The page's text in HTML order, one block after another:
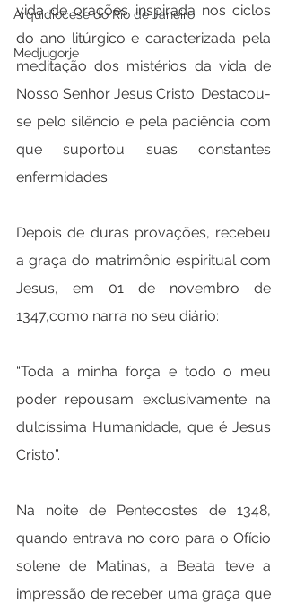
Arquidiocese do Rio de Janeiro
Medjugorje
vida de orações inspirada nos ciclos
do ano litúrgico e caracterizada pela
meditação dos mistérios da vida de
Nosso Senhor Jesus Cristo. Destacou-
se pelo silêncio e pela paciência com
que suportou suas constantes
enfermidades.
Depois de duras provações, recebeu
a graça do matrimônio espiritual com
Jesus, em 01 de novembro de
1347,como narra no seu diário:
“Toda a minha força e todo o meu
poder repousam exclusivamente na
dulcíssima Humanidade, que é Jesus
Cristo”.
Na noite de Pentecostes de 1348,
quando entrava no coro para o Ofício
solene de Matinas, a Beata teve a
impressão de receber uma graça que